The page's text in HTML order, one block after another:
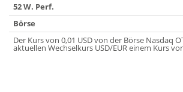
52 W. Perf.
Börse
Der Kurs von 0,01 USD von der Börse Nasdaq
aktuellen Wechselkurs USD/EUR einem Kurs